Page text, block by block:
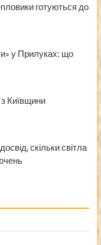
готуються до
у Прилуках: що
з Київщини
скільки світла